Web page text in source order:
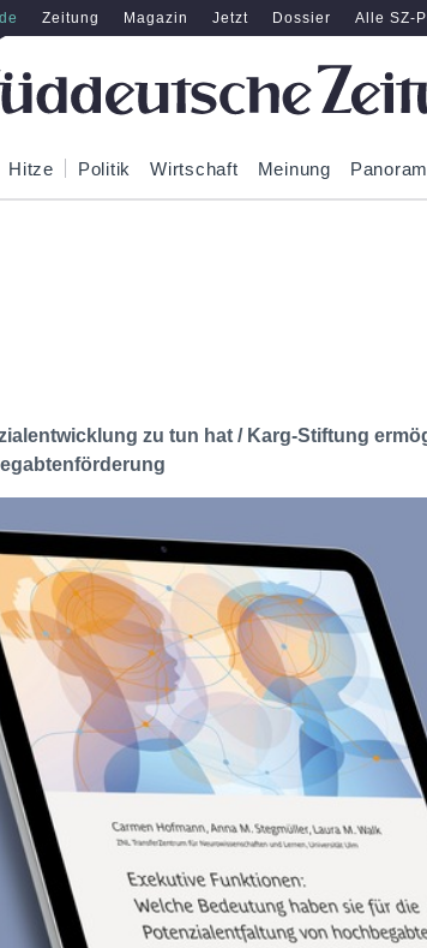
Zeitung Magazin Jetzt Dossier Alle SZ-
Hitze Politik Wirtschaft Meinung
zu tun hat / Karg-Stiftung